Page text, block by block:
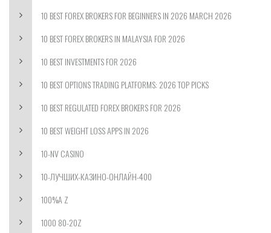
10 BEST FOREX BROKERS FOR BEGINNERS IN 2026 MARCH 2026
10 BEST FOREX BROKERS IN MALAYSIA FOR 2026
10 BEST INVESTMENTS FOR 2026
10 BEST OPTIONS TRADING PLATFORMS: 2026 TOP PICKS
10 BEST REGULATED FOREX BROKERS FOR 2026
10 BEST WEIGHT LOSS APPS IN 2026
10-NV CASINO
10-ЛУЧШИХ-КАЗИНО-ОНЛАЙН-400
100%A Z
1000 80-20Z